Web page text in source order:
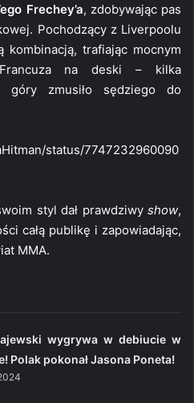
Frechey’a, zdobywając pas
Pochodzący z Liverpoolu
kombinacją, trafiając mocnym
na deski – kilka
góry zmusiło sędziego do
status/7747232960090
styl dał prawdziwy show,
całą publikę i zapowiadając,
MMA.
wygrywa w debiucie w
Polak pokonał Jasona Poneta!